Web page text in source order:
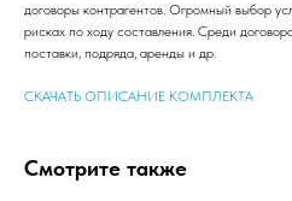
договоры контрагентов. Огромный выбор
рисках по ходу составления. Среди
поставки, подряда, аренды и др.
СКАЧАТЬ ОПИСАНИЕ КОМПЛЕКТА
Смотрите также